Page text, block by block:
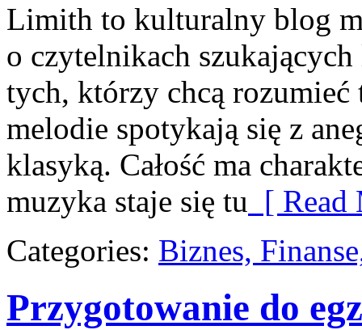
Limith to kulturalny blog
o czytelnikach
tych, którzy chcą
melodie spotykają się z
klasyką. Całość ma
muzyka staje się tu [ Read
Categories: Biznes,
Przygotowanie do